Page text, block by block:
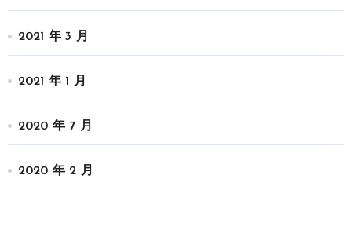
2021 年 3 月
2021 年 1 月
2020 年 7 月
2020 年 2 月